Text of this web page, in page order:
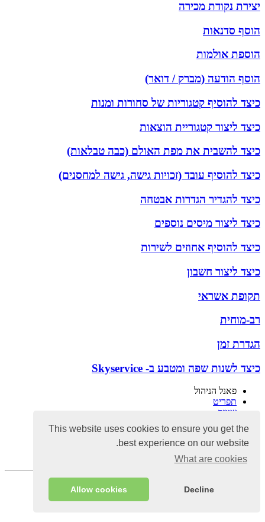
This website uses cookies to ensure you get the
best experience on our website.
What are cookies
Decline
Allow cookies
יצירת נקודת מכירה
הוסף סדנאות
הוספת אולמות
הוסף הודעה (מברק / דואר)
כיצד להוסיף קטגוריות של סחורות ומנות
כיצד ליצור קטגוריית הוצאות
כיצד להשבית את מפת האולם (כבה טבלאות)
כיצד להוסיף עובד (זכויות גישה, גישה למחסנים)
כיצד להגדיר הגדרות אבטחה
כיצד ליצור מיסים נוספים
כיצד להוסיף אחוזים לשירות
כיצד ליצור חשבון
תקופת אשראי
רב-מוחית
הגדרת זמן
כיצד לשנות שפה ומטבע ב- Skyservice
פאנל הניהול
תפריט
שיווק
נתונים סטטיסטיים
מחסן
כספים
הגדרות ואבטחה
לא מצאת את התשובה לשאלתך, אנחנו כאן כדי לעזור